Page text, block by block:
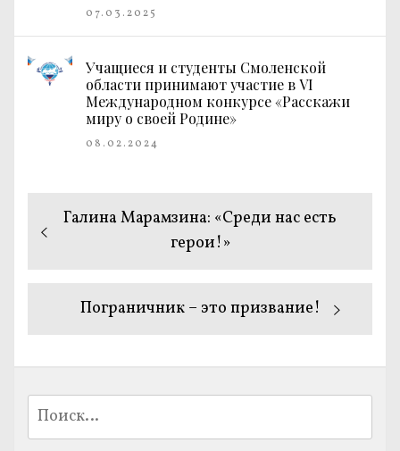
07.03.2025
Учащиеся и студенты Смоленской
области принимают участие в VI
Международном конкурсе «Расскажи
миру о своей Родине»
08.02.2024
Навигация
по
Предыдущая
Галина Марамзина: «Среди нас есть
герои!»
Следующая
Пограничник – это призвание!
Найти: